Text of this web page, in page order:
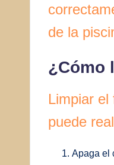
de la
¿Cómo
Limpiar
puede
Apaga el